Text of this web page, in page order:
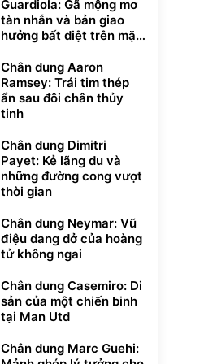
Guardiola: Gã mộng mơ
tàn nhẫn và bản giao
hưởng bất diệt trên mặt
Chân dung Aaron
Ramsey: Trái tim thép
ẩn sau đôi chân thủy
tinh
Chân dung Dimitri
Payet: Kẻ lãng du và
những đường cong vượt
thời gian
Chân dung Neymar: Vũ
điệu dang dở của hoàng
tử không ngai
Chân dung Casemiro: Di
sản của một chiến binh
tại Man Utd
Chân dung Marc Guehi: